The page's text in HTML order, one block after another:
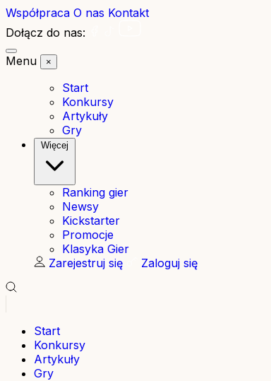
Współpraca O nas Kontakt
Dołącz do nas:
Menu
×
Start
Konkursy
Artykuły
Gry
Więcej
Ranking gier
Newsy
Kickstarter
Promocje
Klasyka Gier
Zarejestruj się
Zaloguj się
Start
Konkursy
Artykuły
Gry